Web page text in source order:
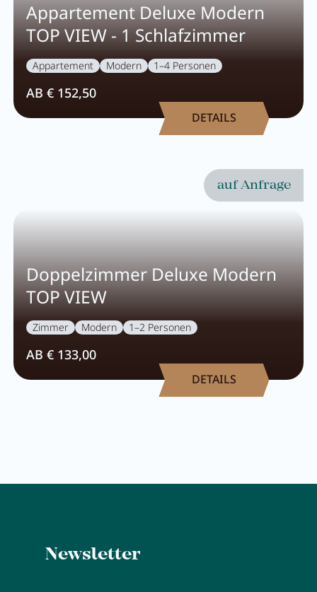
Appartement Deluxe Modern
TOP VIEW - 1 Schlafzimmer
Appartement Modern 1–4 Personen
AB € 152,50
DETAILS
Doppelzimmer Deluxe Modern
TOP VIEW
auf Anfrage
Zimmer Modern 1–2 Personen
AB € 133,00
DETAILS
Newsletter